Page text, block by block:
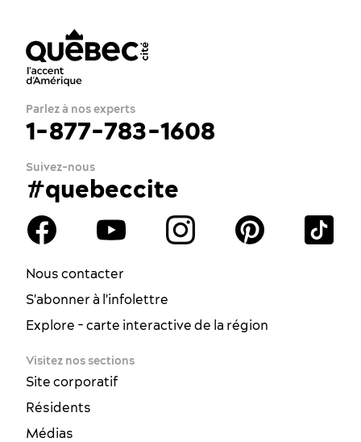
Parlez à nos experts
1-877-783-1608
Suivez-nous
#quebeccite
Nous contacter
S'abonner à l'infolettre
Explore - carte interactive de la région
Visitez nos sections
Site corporatif
Résidents
Médias